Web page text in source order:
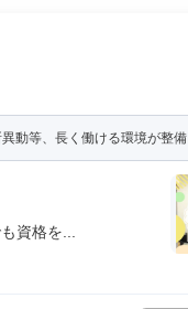
動等、長く働ける環境が整備
資格を...